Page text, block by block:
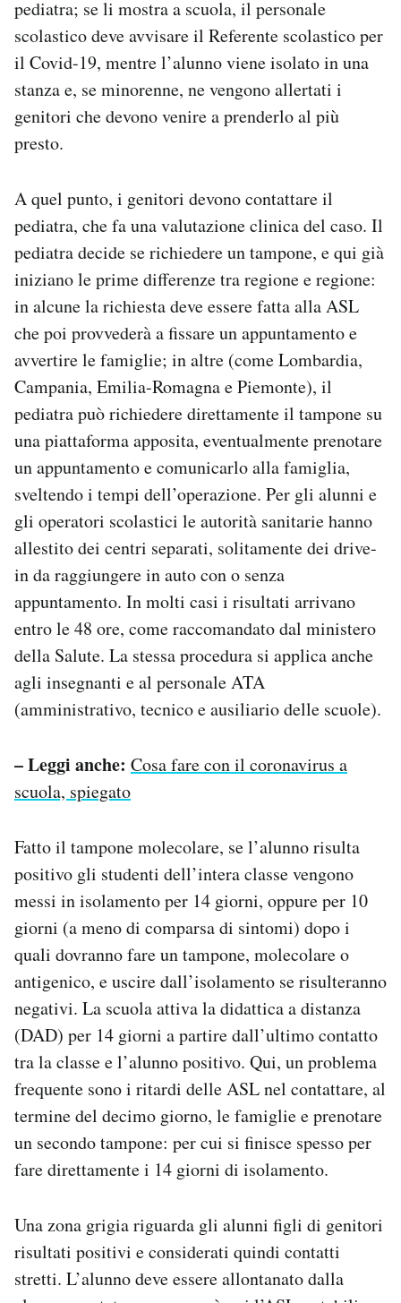
pediatra; se li mostra a scuola, il personale
scolastico deve avvisare il Referente scolastico per
il Covid-19, mentre l’alunno viene isolato in una
stanza e, se minorenne, ne vengono allertati i
genitori che devono venire a prenderlo al più
presto.
A quel punto, i genitori devono contattare il
pediatra, che fa una valutazione clinica del caso. Il
pediatra decide se richiedere un tampone, e qui già
iniziano le prime differenze tra regione e regione:
in alcune la richiesta deve essere fatta alla ASL
che poi provvederà a fissare un appuntamento e
avvertire le famiglie; in altre (come Lombardia,
Campania, Emilia-Romagna e Piemonte), il
pediatra può richiedere direttamente il tampone su
una piattaforma apposita, eventualmente prenotare
un appuntamento e comunicarlo alla famiglia,
sveltendo i tempi dell’operazione. Per gli alunni e
gli operatori scolastici le autorità sanitarie hanno
allestito dei centri separati, solitamente dei drive-
in da raggiungere in auto con o senza
appuntamento. In molti casi i risultati arrivano
entro le 48 ore, come raccomandato dal ministero
della Salute. La stessa procedura si applica anche
agli insegnanti e al personale ATA
(amministrativo, tecnico e ausiliario delle scuole).
– Leggi anche: Cosa fare con il coronavirus a
scuola, spiegato
Fatto il tampone molecolare, se l’alunno risulta
positivo gli studenti dell’intera classe vengono
messi in isolamento per 14 giorni, oppure per 10
giorni (a meno di comparsa di sintomi) dopo i
quali dovranno fare un tampone, molecolare o
antigenico, e uscire dall’isolamento se risulteranno
negativi. La scuola attiva la didattica a distanza
(DAD) per 14 giorni a partire dall’ultimo contatto
tra la classe e l’alunno positivo. Qui, un problema
frequente sono i ritardi delle ASL nel contattare, al
termine del decimo giorno, le famiglie e prenotare
un secondo tampone: per cui si finisce spesso per
fare direttamente i 14 giorni di isolamento.
Una zona grigia riguarda gli alunni figli di genitori
risultati positivi e considerati quindi contatti
stretti. L’alunno deve essere allontanato dalla